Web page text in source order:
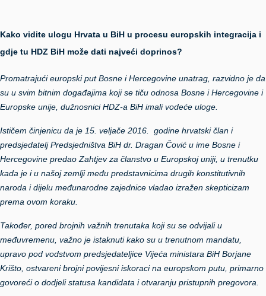
Kako vidite ulogu Hrvata u BiH u procesu europskih integracija i
gdje tu HDZ BiH može dati najveći doprinos?
Promatrajući europski put Bosne i Hercegovine unatrag, razvidno je da
su u svim bitnim događajima koji se tiču odnosa Bosne i Hercegovine i
Europske unije, dužnosnici HDZ-a BiH imali vodeće uloge.
Ističem činjenicu da je 15. veljače 2016. godine hrvatski član i
predsjedatelj Predsjedništva BiH dr. Dragan Čović u ime Bosne i
Hercegovine predao Zahtjev za članstvo u Europskoj uniji, u trenutku
kada je i u našoj zemlji među predstavnicima drugih konstitutivnih
naroda i dijelu međunarodne zajednice vladao izražen skepticizam
prema ovom koraku.
Također, pored brojnih važnih trenutaka koji su se odvijali u
međuvremenu, važno je istaknuti kako su u trenutnom mandatu,
upravo pod vodstvom predsjedateljice Vijeća ministara BiH Borjane
Krišto, ostvareni brojni povijesni iskoraci na europskom putu, primarno
govoreći o dodjeli statusa kandidata i otvaranju pristupnih pregovora.